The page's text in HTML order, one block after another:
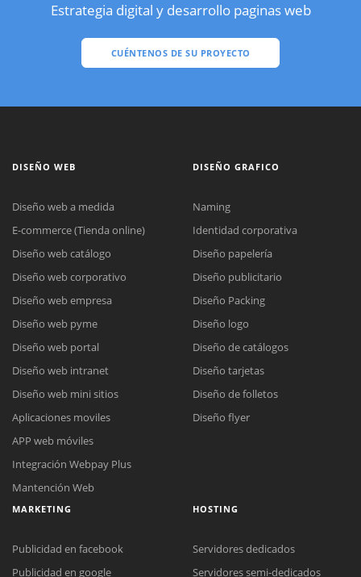
Estrategia digital y desarrollo paginas web
CUÉNTENOS DE SU PROYECTO
DISEÑO WEB
Diseño web a medida
E-commerce (Tienda online)
Diseño web catálogo
Diseño web corporativo
Diseño web empresa
Diseño web pyme
Diseño web portal
Diseño web intranet
Diseño web mini sitios
Aplicaciones moviles
APP web móviles
Integración Webpay Plus
Mantención Web
DISEÑO GRAFICO
Naming
Identidad corporativa
Diseño papelería
Diseño publicitario
Diseño Packing
Diseño logo
Diseño de catálogos
Diseño tarjetas
Diseño de folletos
Diseño flyer
MARKETING
Publicidad en facebook
Publicidad en google
HOSTING
Servidores dedicados
Servidores semi-dedicados